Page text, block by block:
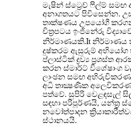
මැෂින් ස්ට්‍රෙච් ෆිල්ම්
අනාගතයට පිවිසෙන්න.
තාක්ෂණය උපයෝගී
චිත්‍රපටය ඉංජිනේරු
නිර්මාණයකි.It නිර්මාණය
දුෂ්කරම ඇසුරුම් අභියෝග
ප්ලාස්ටික් ද්‍රව්‍ය ප්‍රශස්ත
කරන ස්මාර්ට් විශේෂාංග
ලාංඡන සමඟ
අධි තාක්‍ෂණික
පත්වේ. සුපිරි වෙළඳසැල්
සඳහා පරිපූර්ණයි, යන්ත්‍ර
නවෝත්පාදන
ස්ථානයයි.